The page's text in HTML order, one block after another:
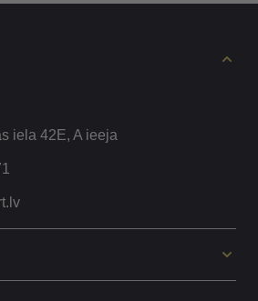
iela 42E, A ieeja